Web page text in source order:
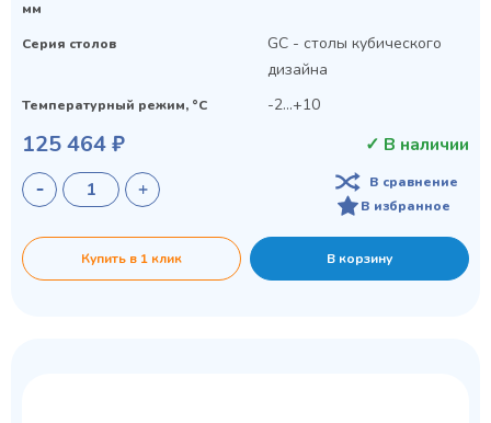
мм
Серия столов
GC - столы кубического
дизайна
Температурный режим, °C -2...+10
125 464 ₽ ✓ В наличии
В сравнение
В избранное
Купить в 1 клик В корзину